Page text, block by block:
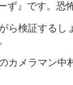
ず』です。恐
ら検証するし
カメラマン中